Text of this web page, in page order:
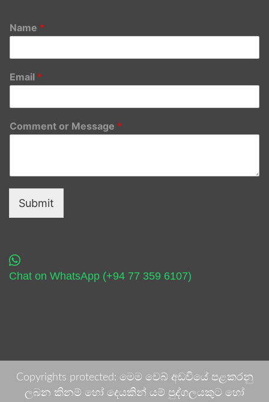
Name *
Email *
Comment or Message *
Submit
Chat on WhatsApp (+94 77 359 6107)
Copyrights protected: මෙම වෙබ් අඩවියේ පළකරනු
ලබන කිනම් හෝ දෙයකින් යම් පුද්ගලයකුට හෝ